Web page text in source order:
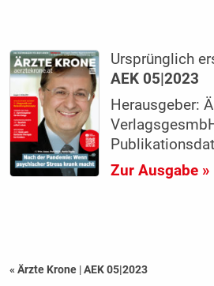
Ursprünglich
AEK 05|2023
Herausgeber:
Zur Ausgabe »
« Ärzte Krone |AEK 05|2023